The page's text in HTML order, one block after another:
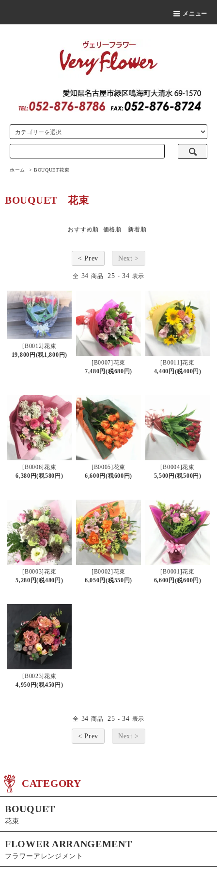
メニュー
ホーム > BOUQUET花束
BOUQUET 花束
おすすめ順 価格順 新着順
< Prev Next >
全 34 商品 25 - 34 表示
[B0012]花束
19,800円(税1,800円)
[B0007]花束
7,480円(税680円)
[B0011]花束
4,400円(税400円)
[B0006]花束
6,380円(税580円)
[B0005]花束
6,600円(税600円)
[B0004]花束
5,500円(税500円)
[B0003]花束
5,280円(税480円)
[B0002]花束
6,050円(税550円)
[B0001]花束
6,600円(税600円)
[B0023]花束
4,950円(税450円)
全 34 商品 25 - 34 表示
< Prev Next >
CATEGORY
BOUQUET
花束
FLOWER ARRANGEMENT
フラワーアレンジメント